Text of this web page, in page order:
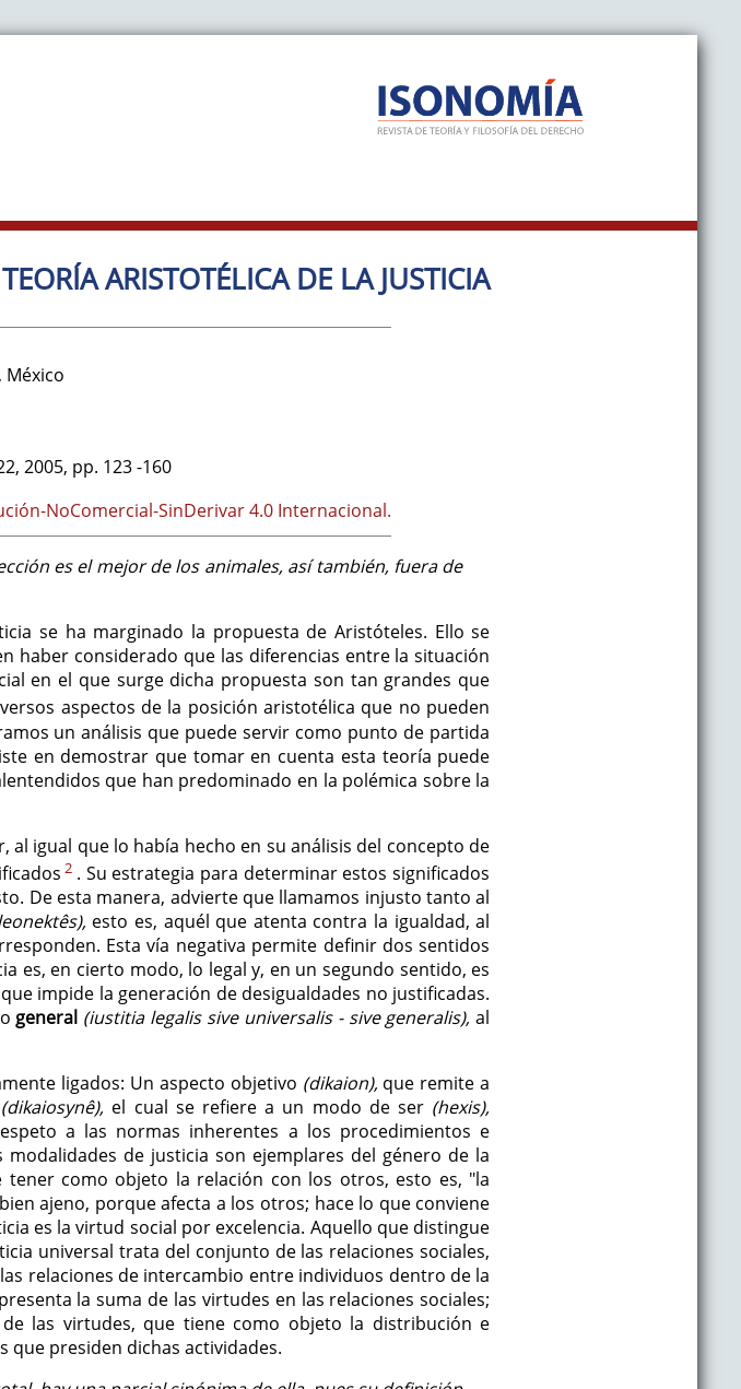
ARISTOTÉLICA DE LA JUSTICIA
, México
, 2005, pp. 123-160
NoComercial-SinDerivar 4.0 Internacional.
es el mejor de los animales, así también, fuera de
se ha marginado la propuesta de Aristóteles. Ello se
haber considerado que las diferencias entre la situación
en el que surge dicha propuesta son tan grandes que
aspectos de la posición aristotélica que no pueden
un análisis que puede servir como punto de partida
en demostrar que tomar en cuenta esta teoría puede
que han predominado en la polémica sobre la
igual que lo había hecho en su análisis del concepto de
2 . Su estrategia para determinar estos significados
De esta manera, advierte que llamamos injusto tanto al
esto es, aquél que atenta contra la igualdad, al
Esta vía negativa permite definir dos sentidos
es, en cierto modo, lo legal y, en un segundo sentido, es
impide la generación de desigualdades no justificadas.
general (iustitia legalis sive universalis - sive generalis), al
ligados: Un aspecto objetivo (dikaion),que remite a
(dikaiosynê), el cual se refiere a un modo de ser (hexis),
a las normas inherentes a los procedimientos e
de justicia son ejemplares del género de la
tener como objeto la relación con los otros, esto es, "la
ajeno, porque afecta a los otros; hace lo que conviene
es la virtud social por excelencia. Aquello que distingue
universal trata del conjunto de las relaciones sociales,
relaciones de intercambio entre individuos dentro de la
la suma de las virtudes en las relaciones sociales;
las virtudes, que tiene como objeto la distribución e
que presiden dichas actividades.